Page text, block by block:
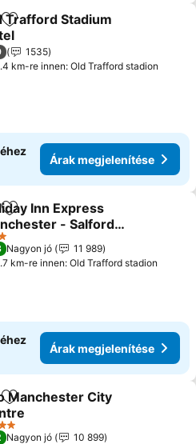
Hozzáadás a kedvencekhez
Trafford Stadium
megjelenítése
1535
km-re innen: Old Trafford stadion
Árak megjelenítése
Hozzáadás a kedvencekhez
Inn Express
- Salford
By Ihg
megjelenítése
Nagyon jó
11 989
km-re innen: Old Trafford stadion
Árak megjelenítése
Hozzáadás a kedvencekhez
Manchester City
megjelenítése
Nagyon jó
10 899